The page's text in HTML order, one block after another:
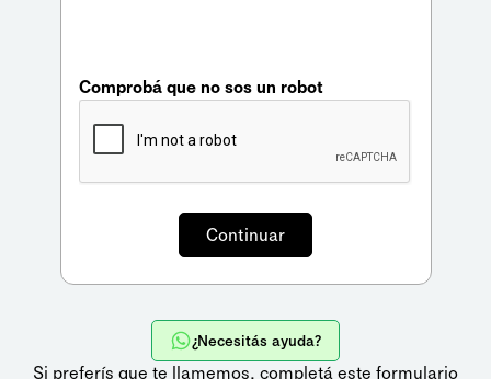
Comprobá que no sos un robot
¿Necesitás ayuda?
Si preferís que te llamemos, completá este formulario